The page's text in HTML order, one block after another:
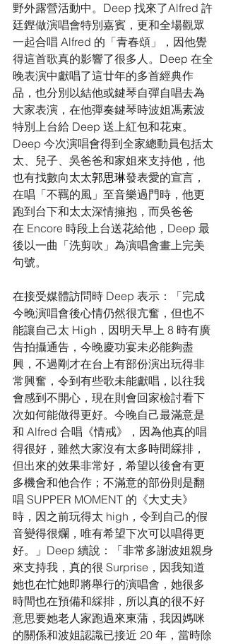
野外露營活動中。Deep 找來了Alfred 許
廷鏗做演唱會特別嘉賓，更和全場觀眾
一起合唱 Alfred 的「青春頌」，因他覺
得這首歌真的影響了很多人。Deep 在全
晚表演中獻唱了這廿年的多首經典作
品，也分別以結他或鍵琴自彈自唱去為
大家表演，在他彈奏鍵琴時波姐馮素波
特別上台給 Deep 送上紅包和花束。
Deep 今次演唱會得到全家總動員包括太
太、兒子、吳爸爸和家姐來支持他，他
也有找數向太太郭思琳發表愛的宣言，
在唱「不羈的風」至音樂過門時，他更
跑到台下和太太深情擁抱，而吳爸爸
在 Encore 時段上台送花給他，Deep 最
後以一曲「洗剪吹」為演唱會畫上完美
句號。
在接受媒體訪問時 Deep 表示：「完成
今晚演唱會後心情仍然很亢奮，但也不
能讓自己太 High，因明天早上 8 時有廣
告拍攝通告，今晚慶功宴未必能夠盡
興，不過剛才在台上有部份演出玩得非
常興奮，令到有些歌未能獻唱，以往我
會感到不開心，現在則會回家檢討看下
次如何能做得更好。今晚自己最滿意是
和 Alfred 合唱《情戒》，因為他真的唱
得很好，雖然大家沒有太多時間綵排，
但出來的效果非常好，希望以後會有更
多機會和他合作；不滿意的部份則是翻
唱 SUPPER MOMENT 的《大丈夫》
時，因之前玩得太 high，令到自己的假
音變得很爛，唯有希望下次可以唱得更
好。」Deep 續說：「非常多謝波姐親身
來支持我，真的很 Surprise，因我知道
她也在忙她即將舉行的演唱會，她很多
時間也在預備和綵排，所以真的很不好
意思要她老人家跑過來東蒲，我因媽咪
的關係和波姐認識已接近 20 年，當時除